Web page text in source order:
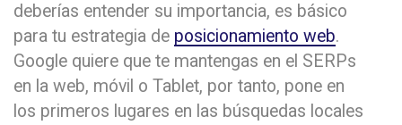
deberías entender su importancia, es básico
para tu estrategia de posicionamiento web.
Google quiere que te mantengas en el SERPs
en la web, móvil o Tablet, por tanto, pone en
los primeros lugares en las búsquedas locales